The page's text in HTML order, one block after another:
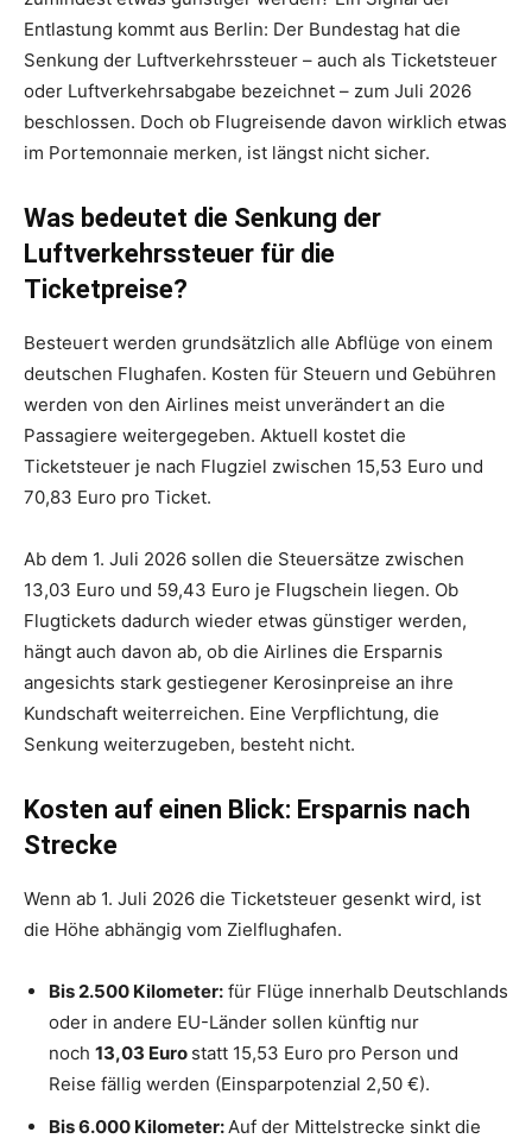
Entlastung kommt aus Berlin: Der Bundestag hat die
Senkung der Luftverkehrssteuer – auch als Ticketsteuer
oder Luftverkehrsabgabe bezeichnet – zum Juli 2026
beschlossen. Doch ob Flugreisende davon wirklich etwas
im Portemonnaie merken, ist längst nicht sicher.
Was bedeutet die Senkung der
Luftverkehrssteuer für die
Ticketpreise?
Besteuert werden grundsätzlich alle Abflüge von einem
deutschen Flughafen. Kosten für Steuern und Gebühren
werden von den Airlines meist unverändert an die
Passagiere weitergegeben. Aktuell kostet die
Ticketsteuer je nach Flugziel zwischen 15,53 Euro und
70,83 Euro pro Ticket.
Ab dem 1. Juli 2026 sollen die Steuersätze zwischen
13,03 Euro und 59,43 Euro je Flugschein liegen. Ob
Flugtickets dadurch wieder etwas günstiger werden,
hängt auch davon ab, ob die Airlines die Ersparnis
angesichts stark gestiegener Kerosinpreise an ihre
Kundschaft weiterreichen. Eine Verpflichtung, die
Senkung weiterzugeben, besteht nicht.
Kosten auf einen Blick: Ersparnis nach
Strecke
Wenn ab 1. Juli 2026 die Ticketsteuer gesenkt wird, ist
die Höhe abhängig vom Zielflughafen.
Bis 2.500 Kilometer: für Flüge innerhalb Deutschlands
oder in andere EU-Länder sollen künftig nur
noch 13,03 Euro statt 15,53 Euro pro Person und
Reise fällig werden (Einsparpotenzial 2,50 €).
Bis 6.000 Kilometer:Auf der Mittelstrecke sinkt die